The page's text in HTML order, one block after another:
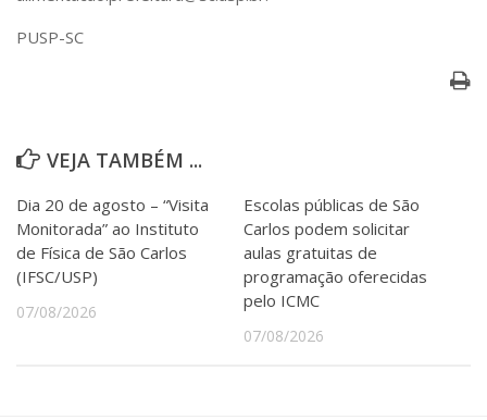
PUSP-SC
VEJA TAMBÉM ...
Dia 20 de agosto – “Visita
Monitorada” ao Instituto
de Física de São Carlos
(IFSC/USP)
07/08/2026
Escolas públicas de São
Carlos podem solicitar
aulas gratuitas de
programação oferecidas
pelo ICMC
07/08/2026